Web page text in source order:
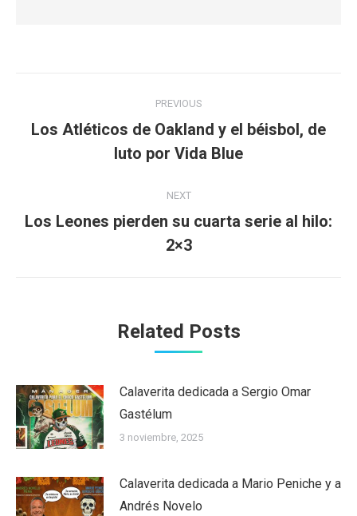
navigation
PREVIOUS
Previous
post:
Los Atléticos de Oakland y el béisbol, de
luto por Vida Blue
NEXT
Next
post:
Los Leones pierden su cuarta serie al hilo:
2×3
Related Posts
Calaverita dedicada a Sergio Omar
Gastélum
3 noviembre, 2025
Calaverita dedicada a Mario Peniche y a
Andrés Novelo